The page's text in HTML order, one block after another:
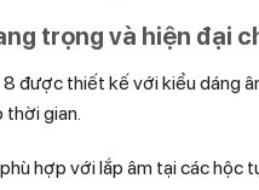
trọng và hiện đại
được thiết kế với kiểu dáng
gian.
hợp với lắp âm tại các hộc